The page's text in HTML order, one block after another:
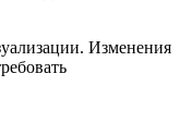
Изменения